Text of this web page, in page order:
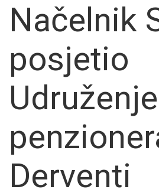
Načelnik
posjetio
Udruženje
Derventi